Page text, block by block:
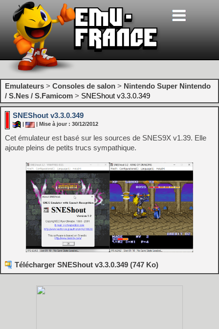
Emulateurs > Consoles de salon > Nintendo Super Nintendo
/ S.Nes / S.Famicom > SNEShout v3.3.0.349
SNEShout v3.3.0.349
| Mise à jour : 30/12/2012
Cet émulateur est basé sur les sources de SNES9X v1.39. Elle
ajoute pleins de petits trucs sympathique.
Télécharger SNEShout v3.3.0.349 (747 Ko)